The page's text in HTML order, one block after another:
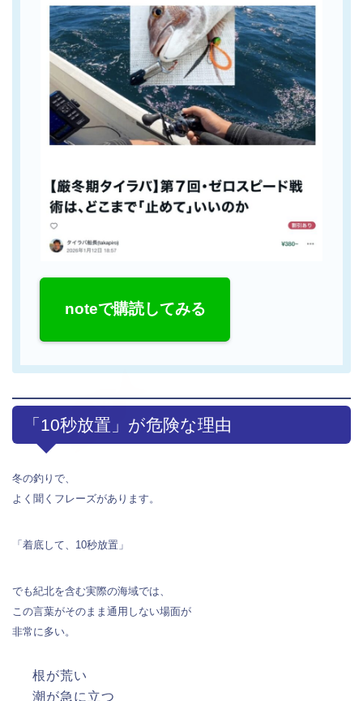
noteで購読してみる
「10秒放置」が危険な理由
冬の釣りで、
よく聞くフレーズがあります。
「着底して、10秒放置」
でも紀北を含む実際の海域では、
この言葉がそのまま通用しない場面が
非常に多い。
根が荒い
潮が急に立つ